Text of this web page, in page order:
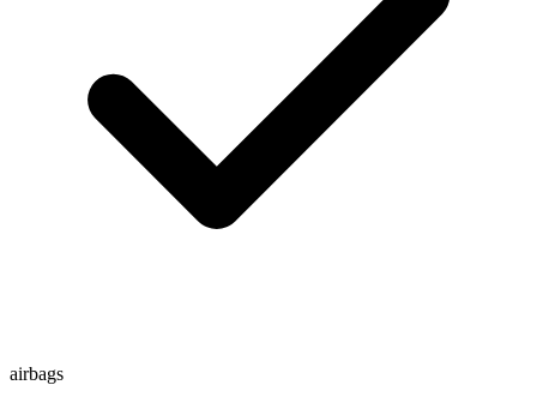
airbags